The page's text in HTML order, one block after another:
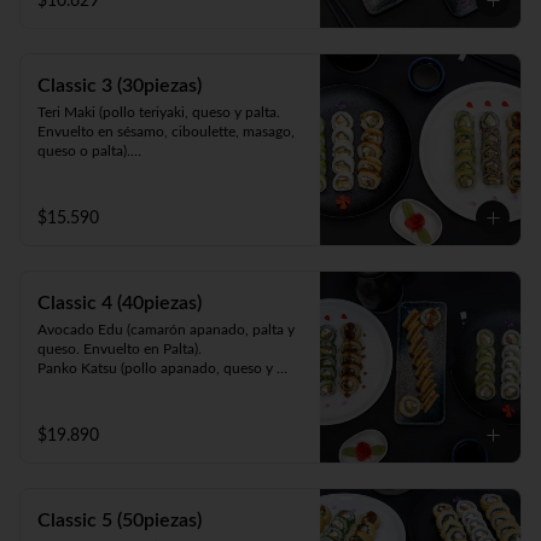
queso y cebollín. Frito en panko).
Classic 3 (30piezas)
Teri Maki (pollo teriyaki, queso y palta.
Envuelto en sésamo, ciboulette, masago,
queso o palta).
Panko Mushroom (champiñón apanado,
queso, cebollín. Frito en panko).
$15.590
Classic 4 (40piezas)
Avocado Edu (camarón apanado, palta y
queso. Envuelto en Palta).
Panko Katsu (pollo apanado, queso y
queso y cebollín. Frito en panko).
California Sake (salmón, queso y palta.
$19.890
Classic 5 (50piezas)